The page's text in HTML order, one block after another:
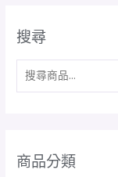
搜尋
商品分類